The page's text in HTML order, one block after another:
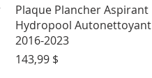
Aperçu rapide
Plaque Plancher Aspirant
Hydropool Autonettoyant
2016-2023
Prix
143,99 $